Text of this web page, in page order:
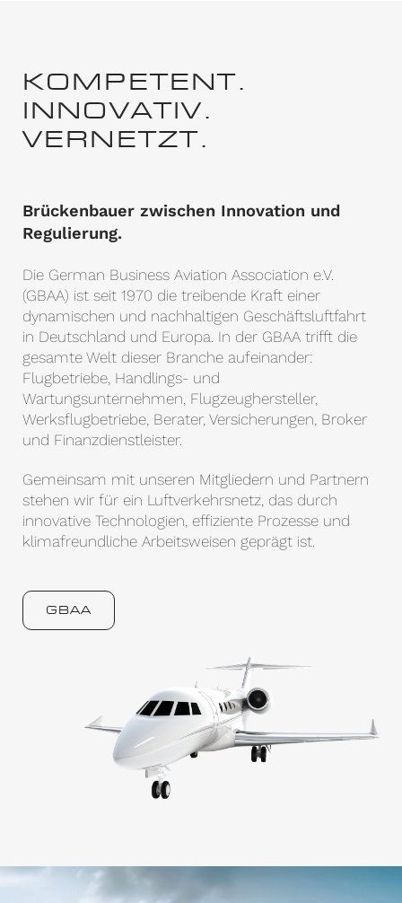
KOMPETENT.
INNOVATIV.
VERNETZT.
Brückenbauer zwischen Innovation und
Regulierung.
Die German Business Aviation Association e.V.
(GBAA) ist seit 1970 die treibende Kraft einer
dynamischen und nachhaltigen Geschäftsluftfahrt
in Deutschland und Europa. In der GBAA trifft die
gesamte Welt dieser Branche aufeinander:
Flugbetriebe, Handlings- und
Wartungsunternehmen, Flugzeughersteller,
Werksflugbetriebe, Berater, Versicherungen, Broker
und Finanzdienstleister.
Gemeinsam mit unseren Mitgliedern und Partnern
stehen wir für ein Luftverkehrsnetz, das durch
innovative Technologien, effiziente Prozesse und
klimafreundliche Arbeitsweisen geprägt ist.
GBAA